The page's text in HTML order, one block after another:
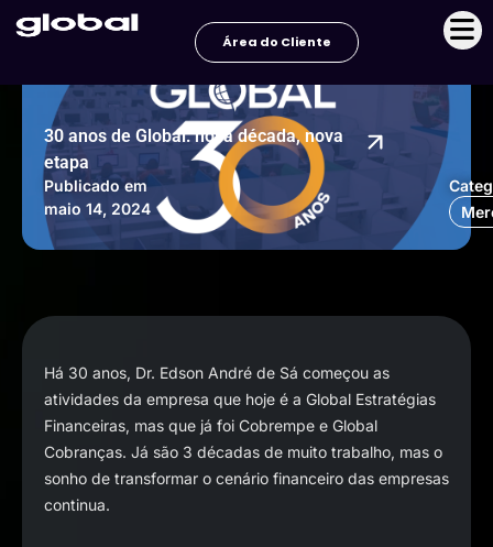
para
conteúdo
Área do Cliente
30 anos de Global: nova década, nova
etapa
Publicado em
maio 14, 2024
Há 30 anos, Dr. Edson André de Sá começou as
atividades da empresa que hoje é a Global Estratégias
Financeiras, mas que já foi Cobrempe e Global
Cobranças. Já são 3 décadas de muito trabalho, mas o
sonho de transformar o cenário financeiro das empresas
continua.